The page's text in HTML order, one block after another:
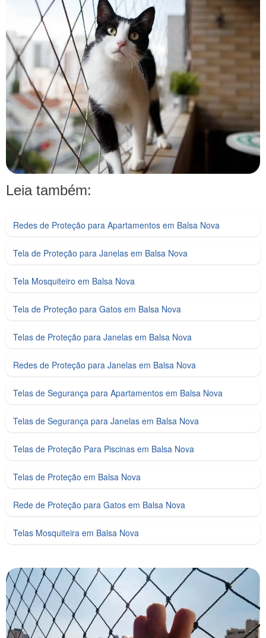
Leia também:
Redes de Proteção para Apartamentos em Balsa Nova
Tela de Proteção para Janelas em Balsa Nova
Tela Mosquiteiro em Balsa Nova
Tela de Proteção para Gatos em Balsa Nova
Telas de Proteção para Janelas em Balsa Nova
Redes de Proteção para Janelas em Balsa Nova
Telas de Segurança para Apartamentos em Balsa Nova
Telas de Segurança para Janelas em Balsa Nova
Telas de Proteção Para Piscinas em Balsa Nova
Telas de Proteção em Balsa Nova
Rede de Proteção para Gatos em Balsa Nova
Telas Mosquiteira em Balsa Nova